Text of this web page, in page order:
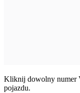
Kliknij dowolny numer
pojazdu.